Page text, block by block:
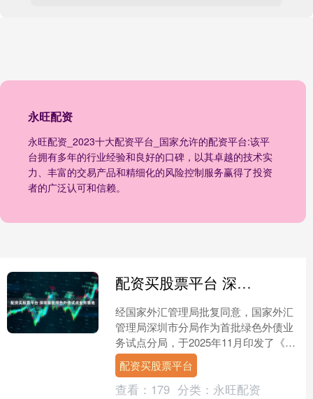
永旺配资
永旺配资_2023十大配资平台_国家允许的配资平台:该平
台拥有多年的行业经验和良好的口碑，以其卓越的技术实
力、丰富的交易产品和精细化的风险控制服务赢得了投资
者的广泛认可和信赖。
配资买股票平台 深圳首批绿色外债试点业务落地
经国家外汇管理局批复同意，国家外汇
管理局深圳市分局作为首批绿色外债业
务试点分局，于2025年11月印发了《深
圳市绿色外债试点业务指引》（以下简
称“指引”），自2....
配资买股票平台
查看： 179 分类： 永旺配资